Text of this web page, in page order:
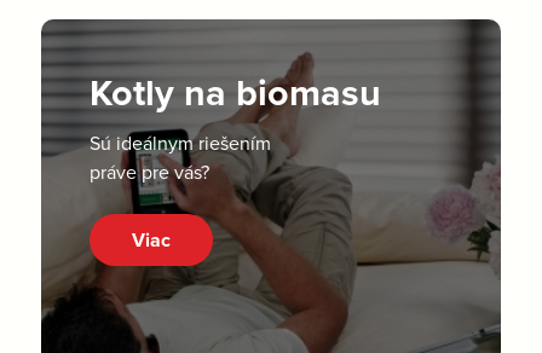
Kotly na biomasu
Sú ideálnym riešením
práve pre vás?
Viac